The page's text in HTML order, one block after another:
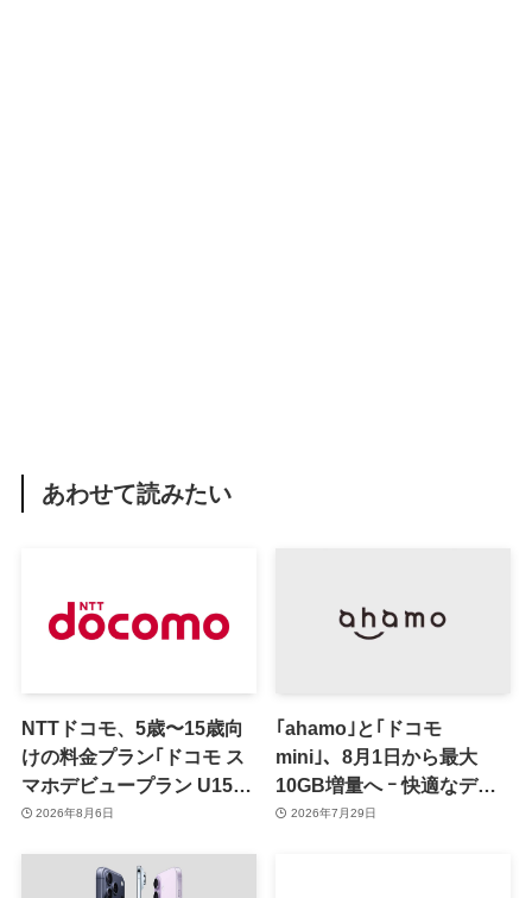
あわせて読みたい
NTTドコモ、5歳〜15歳向
けの料金プラン｢ドコモ ス
マホデビュープラン U15｣
を発表 ｰ その家族がおトク
2026年8月6日
｢ahamo｣と｢ドコモ
mini｣、8月1日から最大
10GB増量へ ｰ 快適なデー
タ通信体験とユーザーの体
2026年7月29日